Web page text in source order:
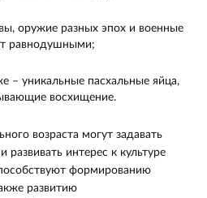
оружие разных эпох и военные
равнодушными;
– уникальные пасхальные яйца,
восхищение.
возраста могут задавать
развивать интерес к культуре
формированию
развитию